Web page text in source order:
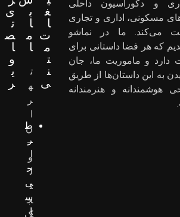
و دکوراسیون داخلی
مسکونی، اداری و تجاری
می‌کند. ما در نماشو
که هر فضا داستانی برای
دارد و ماموریت ما، جان
به این داستان‌ها از طریق
هوشمندانه و هنرمندانه
غ
ا
ت
م
ت
ن
ی
ط
ر
ح
ی
س
ا
ب
ا
م
ا
ت
ه
ر
ن
–
و
ل
ن
ج
ک
ی
ت
ص
ا
و
ی
ر